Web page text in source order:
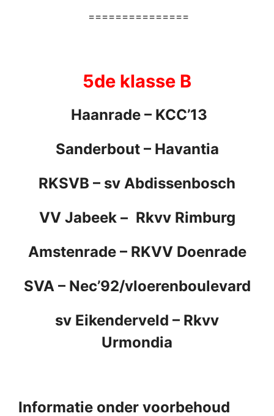
===============
5de klasse B
Haanrade – KCC’13
Sanderbout –Havantia
RKSVB – sv Abdissenbosch
VV Jabeek– Rkvv Rimburg
Amstenrade – RKVV Doenrade
SVA – Nec’92/vloerenboulevard
sv Eikenderveld – Rkvv
Urmondia
Informatie onder voorbehoud